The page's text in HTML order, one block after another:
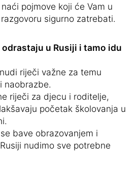
pojmove koji će Vam u
sigurno zatrebati.
odrastaju u Rusiji i tamo idu
riječi važne za temu
naobrazbe.
riječi za djecu i roditelje,
početak školovanja u
bave obrazovanjem i
nudimo sve potrebne